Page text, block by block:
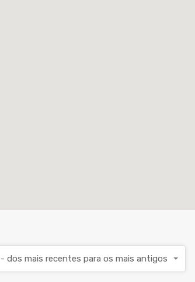
dos mais recentes para os mais antigos